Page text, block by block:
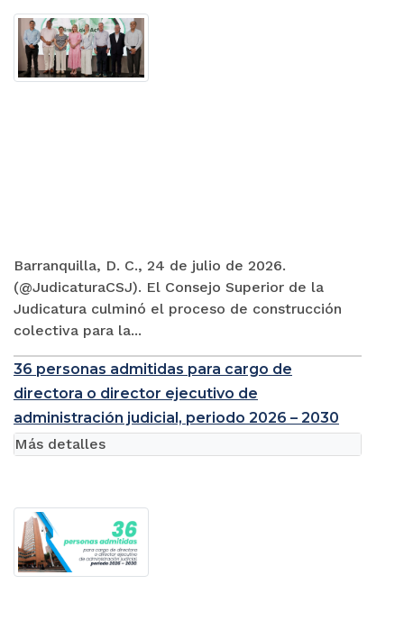
Barranquilla, D. C., 24 de julio de 2026.
(@JudicaturaCSJ). El Consejo Superior de la
Judicatura culminó el proceso de construcción
colectiva para la...
36 personas admitidas para cargo de
directora o director ejecutivo de
administración judicial, periodo 2026 – 2030
Más detalles